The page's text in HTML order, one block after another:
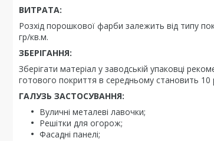
ВИТРАТА:
Розхід порошкової фарби залежить від типу
гр/кв.м.
ЗБЕРІГАННЯ:
Зберігати матеріал у заводській упаковці
готового покриття в середньому становить 10
ГАЛУЗЬ ЗАСТОСУВАННЯ:
Вуличні металеві лавочки;
Решітки для огорож;
Фасадні панелі;